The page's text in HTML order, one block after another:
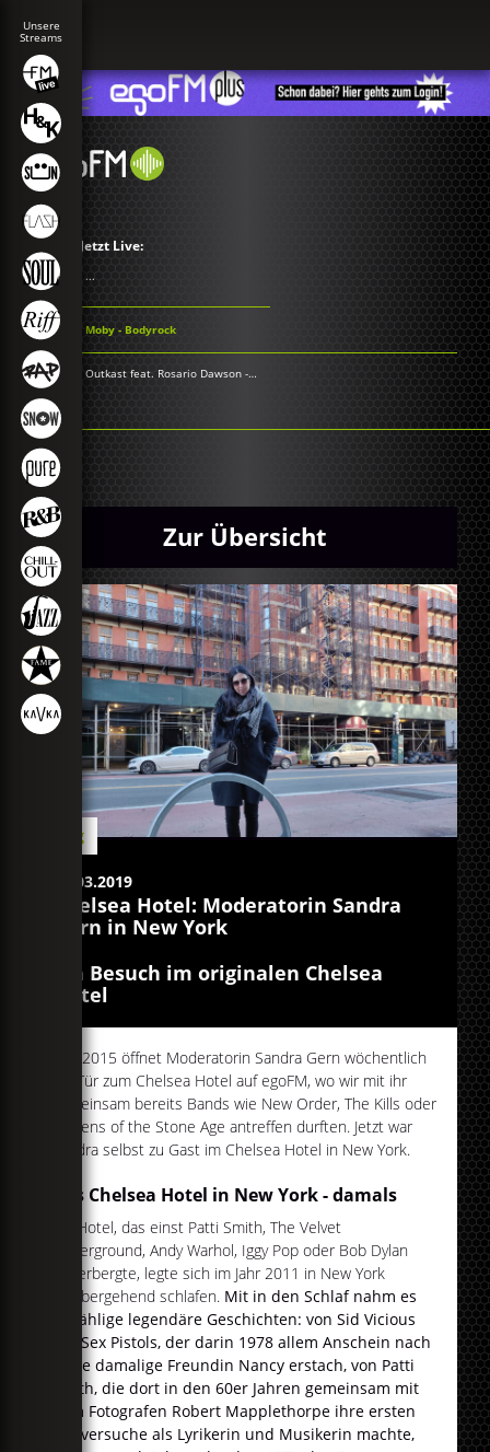
Jetzt Live:
...
Moby - Bodyrock
Outkast feat. Rosario Dawson - She Lives In My Lap
Zur Übersicht
Blog
07.03.2019
Chelsea Hotel: Moderatorin Sandra
Gern in New York
Ein Besuch im originalen Chelsea
Hotel
Seit 2015 öffnet Moderatorin Sandra Gern wöchentlich
die Tür zum Chelsea Hotel auf egoFM, wo wir mit ihr
gemeinsam bereits Bands wie New Order, The Kills oder
Queens of the Stone Age antreffen durften. Jetzt war
Sandra selbst zu Gast im Chelsea Hotel in New York.
Das Chelsea Hotel in New York - damals
Ein Hotel, das einst Patti Smith, The Velvet
Underground, Andy Warhol, Iggy Pop oder Bob Dylan
beherbergte, legte sich im Jahr 2011 in New York
vorübergehend schlafen. Mit in den Schlaf nahm es
unzählige legendäre Geschichten: von Sid Vicious
der Sex Pistols, der darin 1978 allem Anschein nach
seine damalige Freundin Nancy erstach, von Patti
Smith, die dort in den 60er Jahren gemeinsam mit
dem Fotografen Robert Mapplethorpe ihre ersten
Gehversuche als Lyrikerin und Musikerin machte,